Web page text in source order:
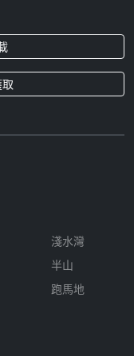
淺水灣
半山
跑馬地